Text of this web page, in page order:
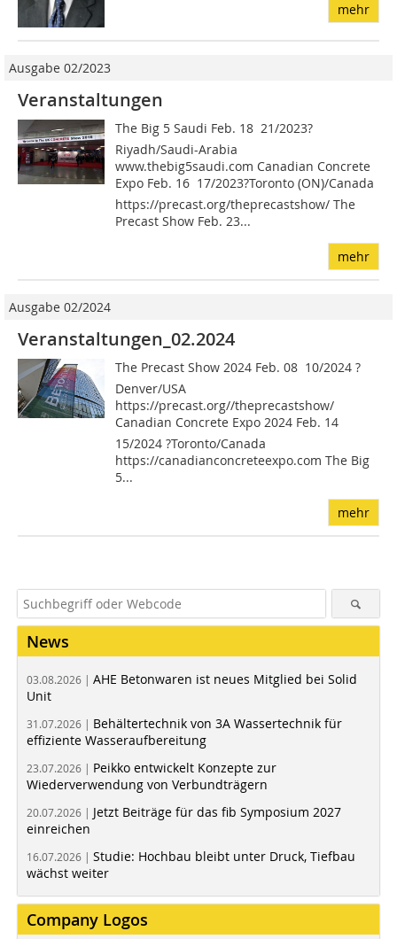
mehr
Ausgabe 02/2023
Veranstaltungen
The Big 5 Saudi Feb. 18  21/2023?
Riyadh/Saudi-Arabia
www.thebig5saudi.com Canadian Concrete
Expo Feb. 16  17/2023?Toronto (ON)/Canada
https://precast.org/theprecastshow/ The
Precast Show Feb. 23...
mehr
Ausgabe 02/2024
Veranstaltungen_02.2024
The Precast Show 2024 Feb. 08  10/2024 ?
Denver/USA
https://precast.org//theprecastshow/
Canadian Concrete Expo 2024 Feb. 14 
15/2024 ?Toronto/Canada
https://canadianconcreteexpo.com The Big
5...
mehr
News
03.08.2026 | AHE Betonwaren ist neues Mitglied bei Solid
Unit
31.07.2026 | Behältertechnik von 3A Wassertechnik für
effiziente Wasseraufbereitung
23.07.2026 | Peikko entwickelt Konzepte zur
Wiederverwendung von Verbundträgern
20.07.2026 | Jetzt Beiträge für das fib Symposium 2027
einreichen
16.07.2026 | Studie: Hochbau bleibt unter Druck, Tiefbau
wächst weiter
Company Logos